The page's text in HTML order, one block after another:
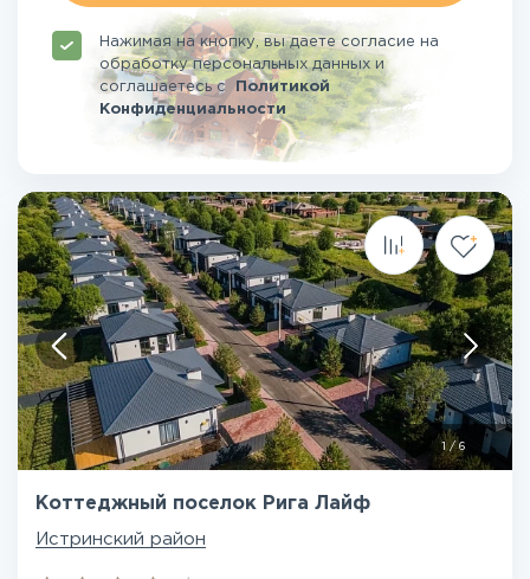
Нажимая на кнопку, вы даете согласие на
обработку персональных данных и
соглашаетесьсПолитикой
Конфиденциальности
1 /6
Коттеджный поселок Рига Лайф
Истринский район